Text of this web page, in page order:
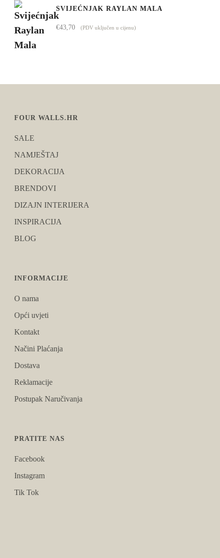
SVIJEĆNJAK RAYLAN MALA
€43,70 (PDV uključen u cijenu)
FOUR WALLS.HR
SALE
NAMJEŠTAJ
DEKORACIJA
BRENDOVI
DIZAJN INTERIJERA
INSPIRACIJA
BLOG
INFORMACIJE
O nama
Opći uvjeti
Kontakt
Načini Plaćanja
Dostava
Reklamacije
Postupak Naručivanja
PRATITE NAS
Facebook
Instagram
Tik Tok